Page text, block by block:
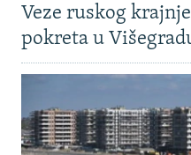
Veze ruskog
pokreta u